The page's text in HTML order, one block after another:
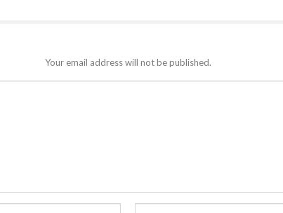
Your email address will not be published.